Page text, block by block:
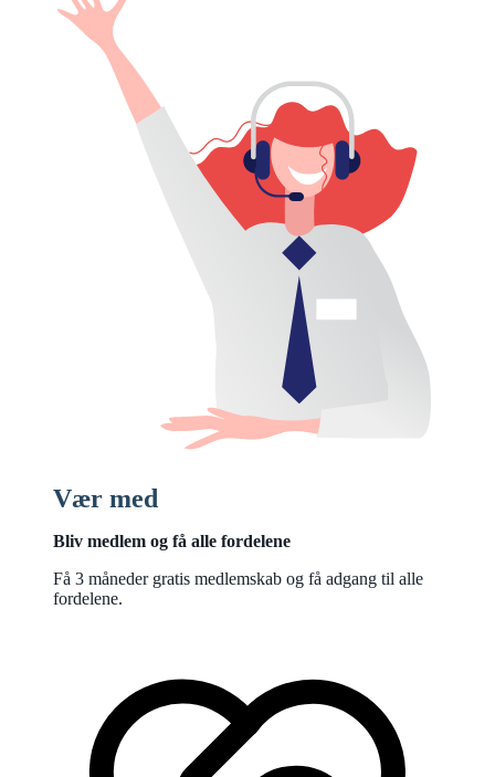
Vær med
Bliv medlem og få alle fordelene
Få 3 måneder gratis medlemskab og få adgang til alle
fordelene.